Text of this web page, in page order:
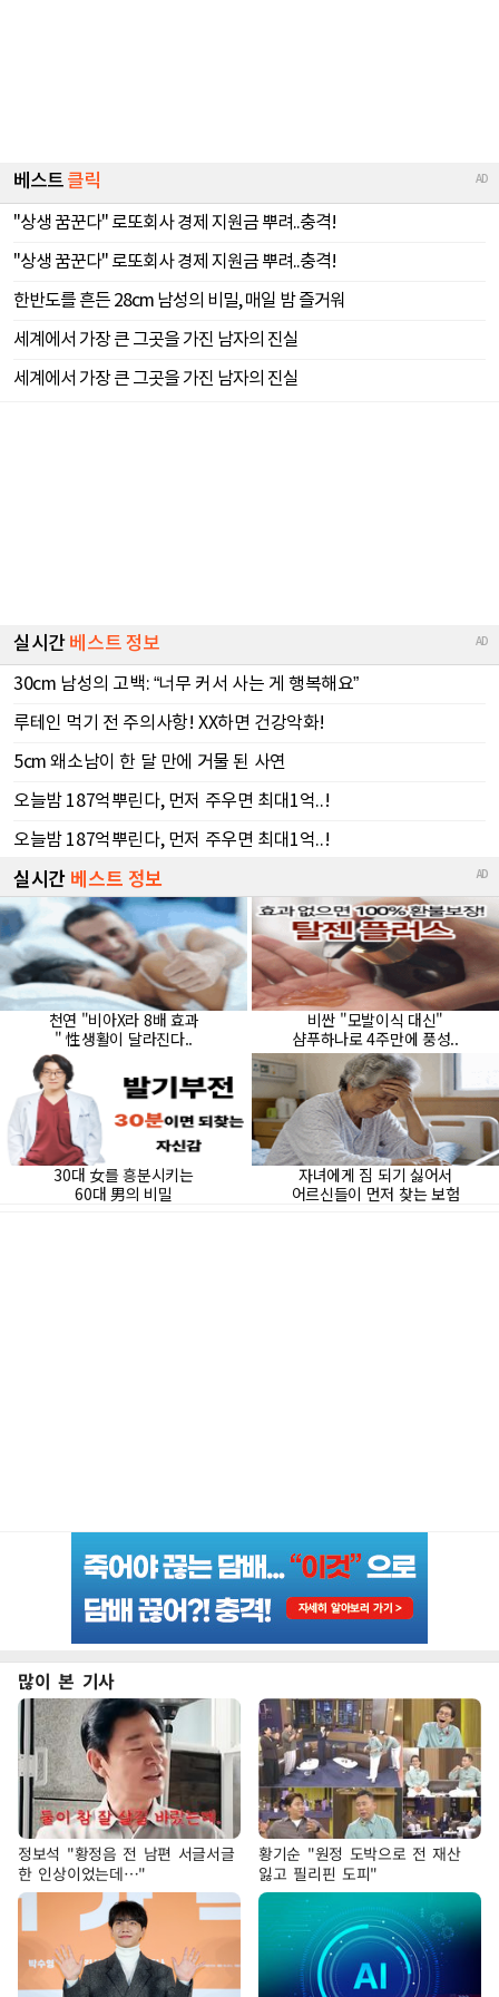
많이 본 기사
정보석 "황정음 전 남편 서글서글
한 인상이었는데…"
황기순 "원정 도박으로 전 재산
잃고 필리핀 도피"